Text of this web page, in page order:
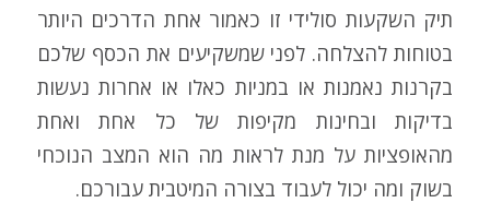
תיק השקעות סולידי זו כאמור אחת הדרכים היותר
בטוחות להצלחה. לפני שמשקיעים את הכסף שלכם
בקרנות נאמנות או במניות כאלו או אחרות נעשות
בדיקות ובחינות מקיפות של כל אחת ואחת
מהאופציות על מנת לראות מה הוא המצב הנוכחי
בשוק ומה יכול לעבוד בצורה המיטבית עבורכם.